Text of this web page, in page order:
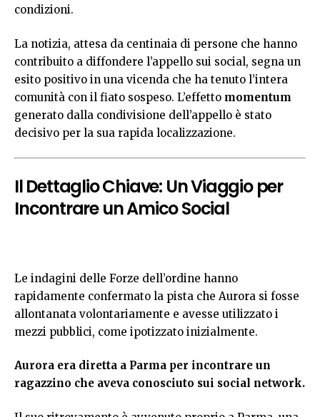
condizioni.
La notizia, attesa da centinaia di persone che hanno
contribuito a diffondere l’appello sui social, segna un
esito positivo in una vicenda che ha tenuto l’intera
comunità con il fiato sospeso. L’effetto momentum
generato dalla condivisione dell’appello è stato
decisivo per la sua rapida localizzazione.
Il Dettaglio Chiave: Un Viaggio per
Incontrare un Amico Social
Le indagini delle Forze dell’ordine hanno
rapidamente confermato la pista che Aurora si fosse
allontanata volontariamente e avesse utilizzato i
mezzi pubblici, come ipotizzato inizialmente.
Aurora era diretta a Parma per incontrare un
ragazzino che aveva conosciuto sui social network.